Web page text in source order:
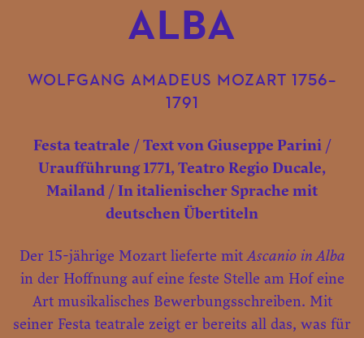
ALBA
WOLFGANG AMADEUS MOZART 1756–
1791
Festa teatrale / Text von Giuseppe Parini /
Uraufführung 1771, Teatro Regio Ducale,
Mailand / In italienischer Sprache mit
deutschen Übertiteln
Der 15-jährige Mozart lieferte mitAscanio in Alba
in der Hoffnung auf eine feste Stelle am Hof eine
Art musikalisches Bewerbungsschreiben. Mit
seiner Festa teatrale zeigt er bereits all das, was für